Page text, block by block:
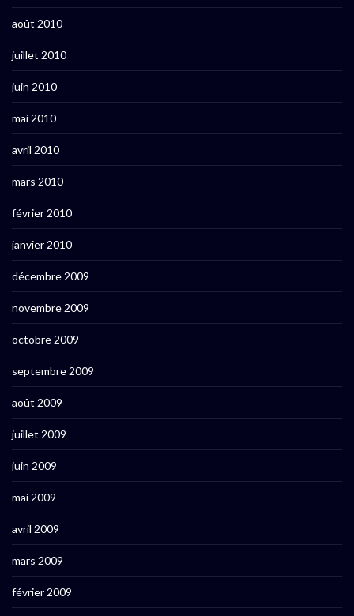
août 2010
juillet 2010
juin 2010
mai 2010
avril 2010
mars 2010
février 2010
janvier 2010
décembre 2009
novembre 2009
octobre 2009
septembre 2009
août 2009
juillet 2009
juin 2009
mai 2009
avril 2009
mars 2009
février 2009